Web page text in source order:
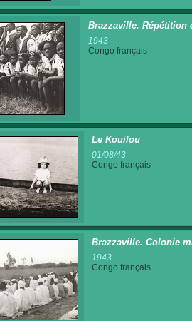
Brazzaville. Répétition
1943
Congo français
Le Kouilou
01/08/43
Congo français
Brazzaville. Colonie
1943
Congo français